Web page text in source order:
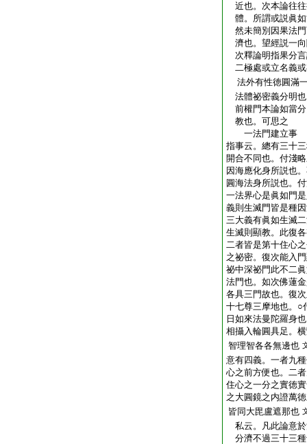
近也。次本論往
體。所謂或説眞
然未簡別因果法
濟也。望經説一
次釋論明指果分
二極處或立名義
法外有性徳圓滿
法體祕密義分明
前權門本論如當
教也。可思之
一法門建立事
指事云。總有三十
開合不同也。付淺
因海應化身所説也
圓海法身所説也。
一法界心是眞如門
義則生滅門皆是種
三大義有眞如生滅
生滅則顯教。此復
二者皆是第十住心
之祕密。復次能入
祕中深祕門此不二
法門也。如次佛蓮
各具三門故也。復
十七尊三摩地也。○
日如來法曼陀羅身
相攝入輪圓具足。
智理智各各無邊也
意有四義。一者九
心之前方便也。二
住心之一分之實徳
之大圓鏡之内證萬
皆同大毘盧遮那也
私云。凡此論意
分濟不過三十三